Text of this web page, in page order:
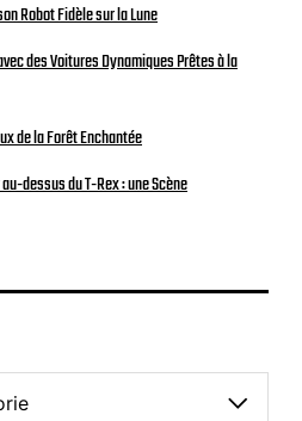
Robot Fidèle sur la Lune
des Voitures Dynamiques Prêtes à la
de la Forêt Enchantée
dessus du T-Rex : une Scène